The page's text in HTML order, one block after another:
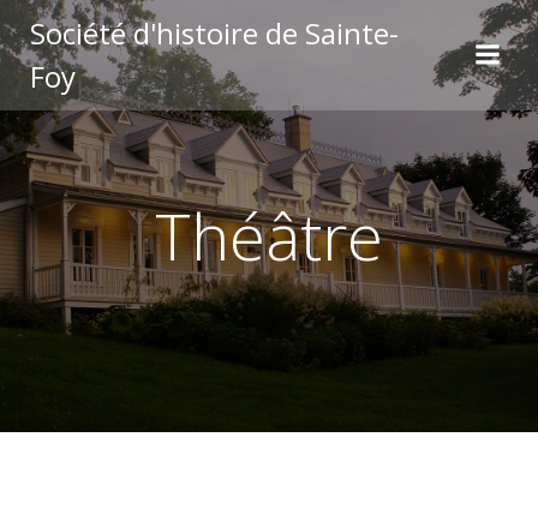
au
Société d'histoire de Sainte-
Foy
Théâtre